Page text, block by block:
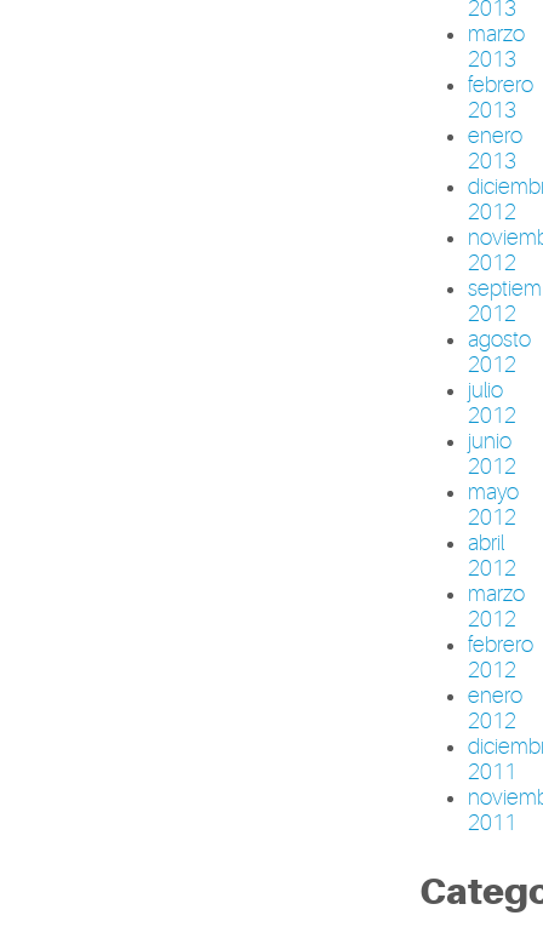
2013
marzo
2013
febrero
2013
enero
2013
2012
2012
2012
agosto
2012
julio
2012
junio
2012
mayo
2012
abril
2012
marzo
2012
febrero
2012
enero
2012
2011
2011